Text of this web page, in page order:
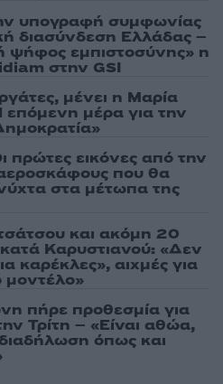
υπογραφή συμφωνίας
διασύνδεση Ελλάδας –
ψήφος εμπιστοσύνης» η
στην GSI
μένει η Μαρία
μέρα για την
πρώτες εικόνες από την
που θα
νύχτα στα μέτωπα της
και ακόμη 20
Καρυστιανού: «Δεν
καρέκλες», αιχμές για
μοντέλο»
πήρε προθεσμία για
Τρίτη – «Είναι αθώα,
όπως και